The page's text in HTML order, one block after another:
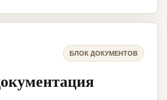
БЛОК ДОКУМЕНТОВ